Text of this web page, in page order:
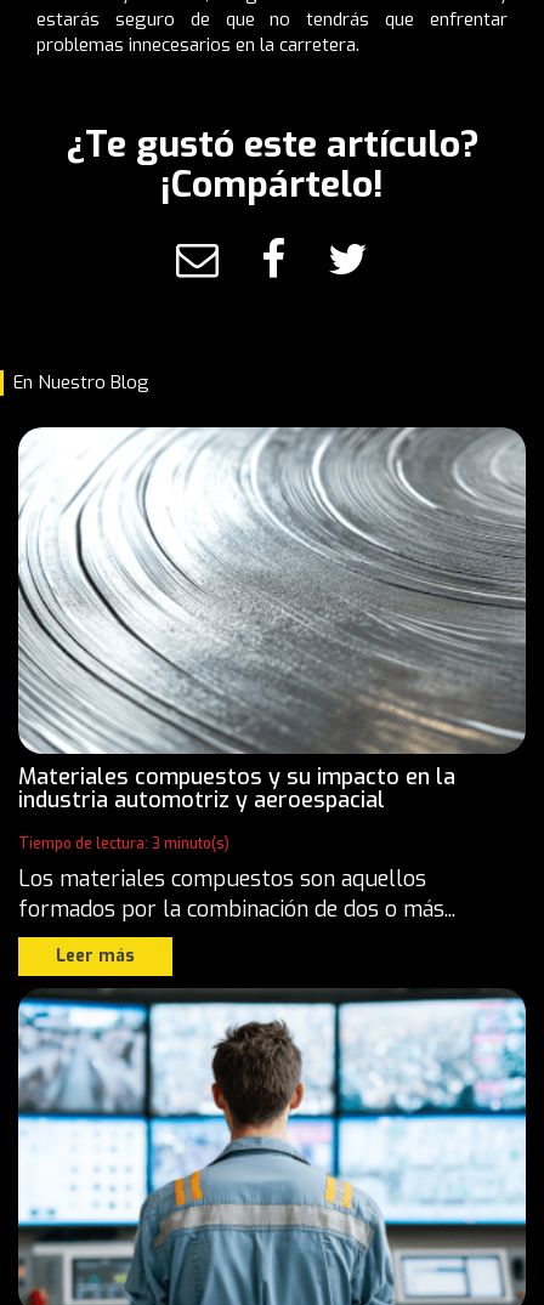
estarás seguro de que no tendrás que enfrentar
problemas innecesarios en la carretera.
¿Te gustó este artículo?
¡Compártelo!
En Nuestro Blog
Materiales compuestos y su impacto en la
industria automotriz y aeroespacial
Tiempo de lectura: 3 minuto(s)
Los materiales compuestos son aquellos
formados por la combinación de dos o más...
Leer más